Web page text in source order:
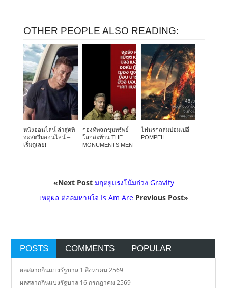
OTHER PEOPLE ALSO READING:
หนังออนไลน์ ล่าสุดที่
จะสตรีมออนไลน์ –
เริ่มดูเลย!
กองทัพฉกขุมทรัพย์
โลกสะท้าน THE
MONUMENTS MEN
ไฟนรกถล่มปอมเปอี
POMPEII
«Next Postมฤตยูแรงโน้มถ่วง Gravity
เหตุผล ต่อลมหายใจ Is Am Are Previous Post»
POSTS COMMENTS POPULAR
ผลสลากกินแบ่งรัฐบาล 1 สิงหาคม 2569
ผลสลากกินแบ่งรัฐบาล 16 กรกฎาคม 2569